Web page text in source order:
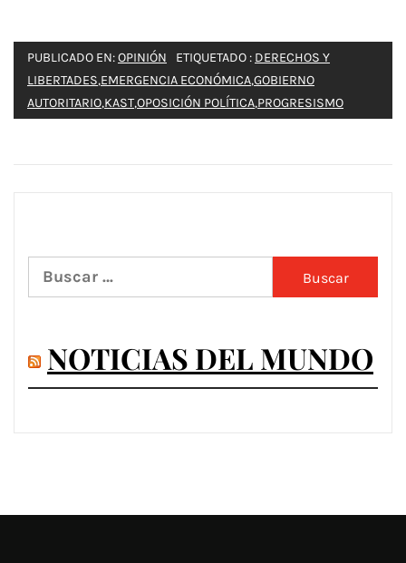
PUBLICADO EN:OPINIÓN ETIQUETADO : DERECHOS Y
LIBERTADES,EMERGENCIA ECONÓMICA,GOBIERNO
AUTORITARIO,KAST,OPOSICIÓN POLÍTICA,PROGRESISMO
Buscar:
NOTICIAS DEL MUNDO